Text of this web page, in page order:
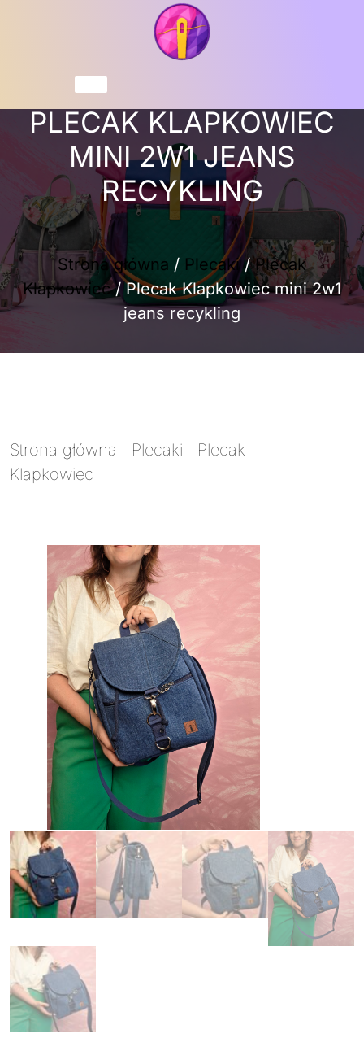
PLECAK KLAPKOWIEC
MINI 2W1 JEANS
RECYKLING
Strona główna / Plecaki/ Plecak
Klapkowiec/ Plecak Klapkowiec mini 2w1
jeans recykling
Strona główna Plecaki
Plecak
Klapkowiec